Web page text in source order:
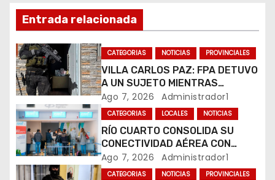
ó
n
d
e
e
n
t
Entrada relacionada
CATEGORIAS NOTICIAS PROVINCIALES
VILLA CARLOS PAZ: FPA DETUVO
A UN SUJETO MIENTRAS
COMERCIALIZABA COCAÍNA Y
MARIHUANA EN UNA PLAZA
Ago 7, 2026 Administrador1
CATEGORIAS LOCALES NOTICIAS
RÍO CUARTO CONSOLIDA SU
CONECTIVIDAD AÉREA CON
CUATRO VUELOS SEMANALES A
BUENOS AIRES
Ago 7, 2026 Administrador1
CATEGORIAS NOTICIAS PROVINCIALES